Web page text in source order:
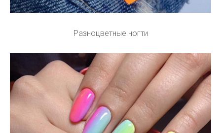
Разноцветные ногти